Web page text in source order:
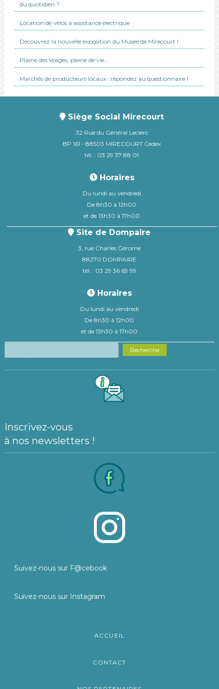
du quotidien ?
Location de vélos à assistance électrique
Découvrez la nouvelle exposition du Musée de Mirecourt !
Plaine des Vosges, pleine de vie…
Marchés de producteurs locaux : répondez au questionnaire !
Siège Social Mirecourt
32 Rue du Général Leclerc
BP 161 - 88503 MIRECOURT Cedex
tél. : 03 29 37 88 01
Horaires
Du lundi au vendredi
De 8h30 à 12h00
et de 13h30 à 17h00
Site de Dompaire
3, rue Charles Gérome
88270 DOMPAIRE
tél. : 03 29 36 69 99
Horaires
Du lundi au vendredi
De 8h30 à 12h00
et de 13h30 à 17h00
Recherche
Inscrivez-vous
à nos newsletters !
Suivez-nous sur F@cebook
Suivez-nous sur Instagram
ACCUEIL
CONTACT